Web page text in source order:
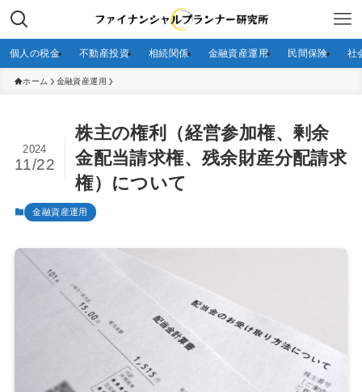
個人の税金 不動産投資 相続関係 金融資産運用 民間保険 社
ホーム 金融資産運用
株主の権利（経営参加権、剰余
金配当請求権、残余財産分配請求
権）について
2024
11/22
金融資産運用